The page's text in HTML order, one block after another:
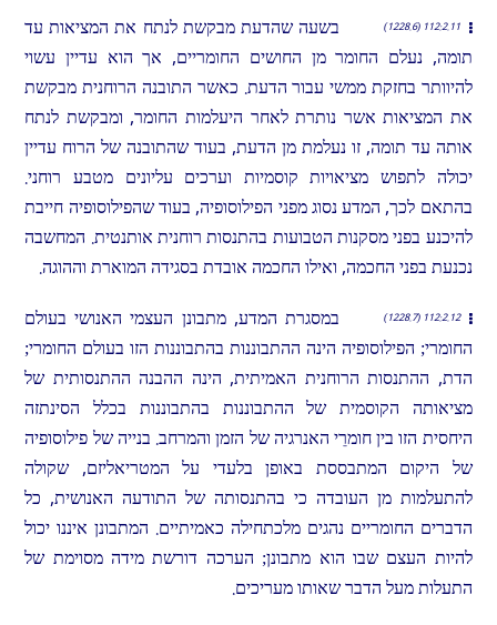
112:2.11 (1228.6)
בשעה שהדעת מבקשת לנתח את המציאות עד
תומה, נעלם החומר מן החושים החומריים, אך הוא עדיין עשוי
להיוותר בחזקת ממשי עבור הדעת. כאשר התובנה הרוחנית מבקשת
את המציאות אשר נותרת לאחר היעלמות החומר, ומבקשת לנתח
אותה עד תומה, זו נעלמת מן הדעת, בעוד שהתובנה של הרוח עדיין
יכולה לתפוש מציאויות קוסמיות וערכים עליונים מטבע רוחני.
בהתאם לכך, המדע נסוג מפני הפילוסופיה, בעוד שהפילוסופיה חייבת
להיכנע בפני מסקנות הטבועות בהתנסות רוחנית אותנטית. המחשבה
נכנעת בפני החכמה, ואילו החכמה אובדת בסגידה המוארת וההוגה.
112:2.12 (1228.7)
במסגרת המדע, מתבונן העצמי האנושי בעולם
החומרי; הפילוסופיה הינה ההתבוננות בהתבוננות הזו בעולם החומרי;
הדת, ההתנסות הרוחנית האמיתית, הינה ההבנה ההתנסותית של
מציאותה הקוסמית של ההתבוננות בהתבוננות בכלל הסינתזה
היחסית הזו בין חומרֵי האנרגיה של הזמן והמרחב. בנייה של פילוסופיה
של היקום המתבססת באופן בלעדי על המטריאליזם, שקולה
להתעלמות מן העובדה כי בהתנסותה של התודעה האנושית, כל
הדברים החומריים נהגים מלכתחילה כאמיתיים. המתבונן איננו יכול
להיות העצם שבו הוא מתבונן; הערכה דורשת מידה מסוימת של
התעלות מעל הדבר שאותו מעריכים.